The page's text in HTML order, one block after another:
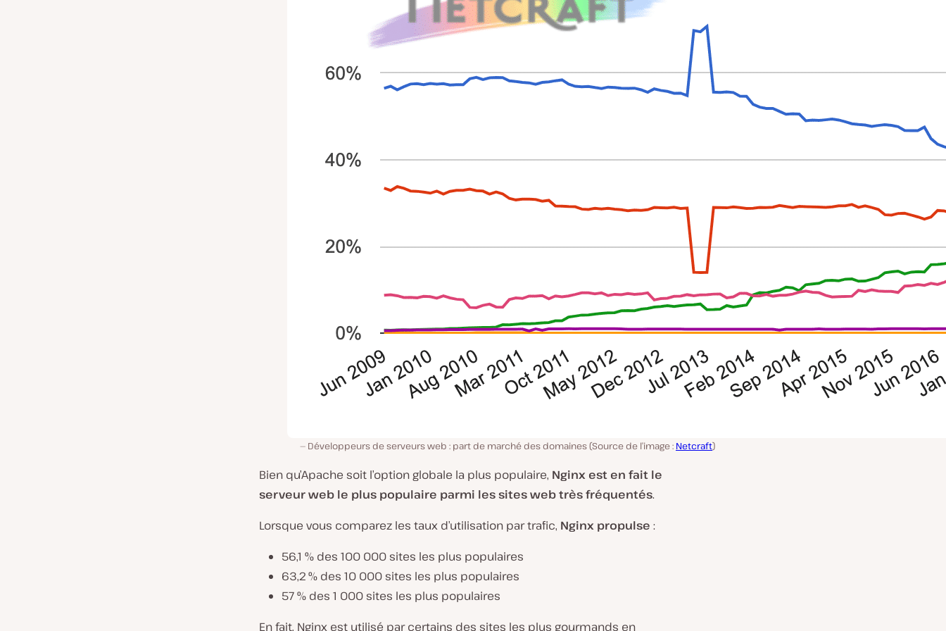
Développeurs de serveurs web : part de marché des domaines (Source de l’image : Netcraft)
Bien qu’Apache soit l’option globale la plus populaire, Nginx est en fait le
serveur web le plus populaire parmi les sites web très fréquentés.
Lorsque vous comparez les taux d’utilisation par trafic, Nginx propulse :
56,1 % des 100 000 sites les plus populaires
63,2 % des 10 000 sites les plus populaires
57 % des 1 000 sites les plus populaires
En fait, Nginx est utilisé par certains des sites les plus gourmands en